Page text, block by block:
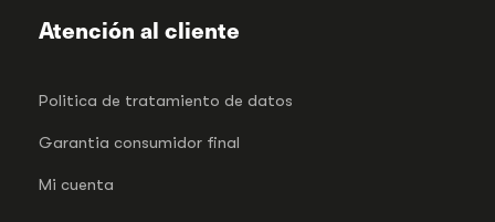
Atención al cliente
Politica de tratamiento de datos
Garantia consumidor final
Mi cuenta